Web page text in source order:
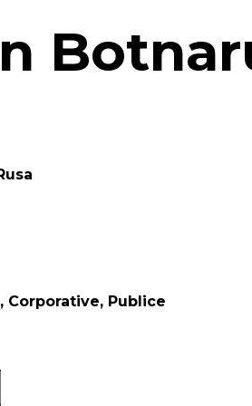
Corporative, Publice